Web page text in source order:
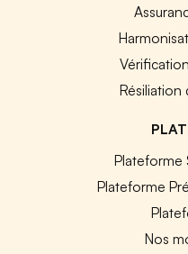
Plateforme
Plateforme
Nos